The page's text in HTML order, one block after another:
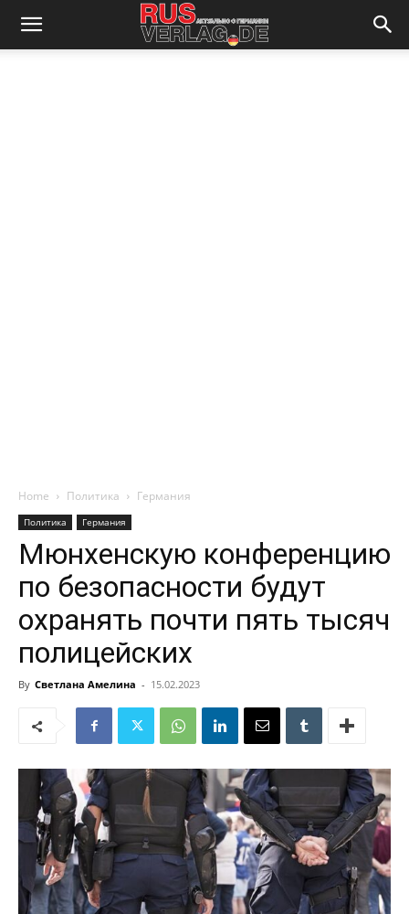
Home Политика Германия
Политика Германия
Мюнхенскую конференцию
по безопасности будут
охранять почти пять тысяч
полицейских
By Светлана Амелина - 15.02.2023